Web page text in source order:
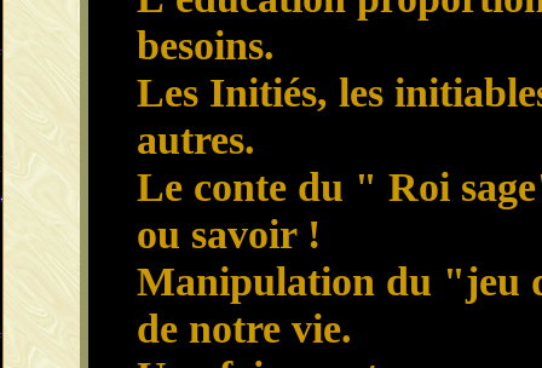
besoins.
Les Initiés, les
autres.
Le conte du " Roi
ou savoir !
Manipulation du "jeu
de notre vie.